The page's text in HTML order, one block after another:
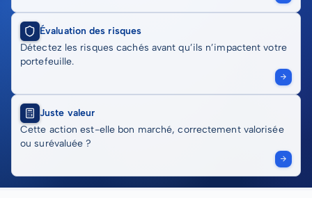
Évaluation des risques
Détectez les risques cachés avant qu’ils n’impactent votre
portefeuille.
Juste valeur
Cette action est-elle bon marché, correctement valorisée
ou surévaluée ?